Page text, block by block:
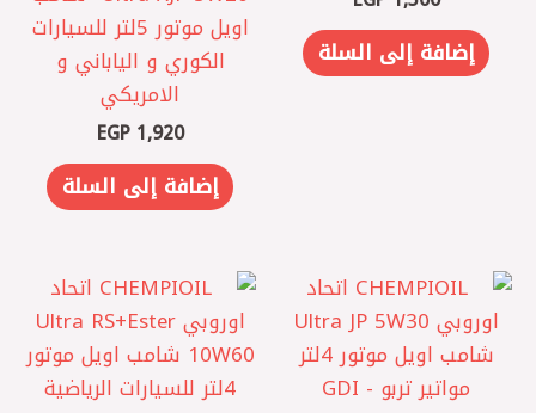
إضافة إلى السلة
اويل موتور 5لتر ‎للسيارات
الكوري و الياباني و
الامريكي
EGP1,920
إضافة إلى السلة